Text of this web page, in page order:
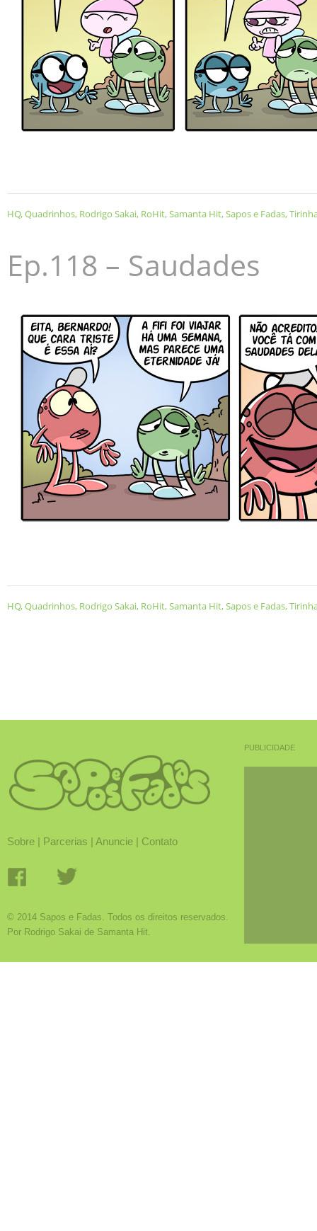
HQ,Quadrinhos, Rodrigo Sakai, RoHit,Samanta Hit,Sapos e Fadas,
Ep.118 – Saudades
HQ,Quadrinhos, Rodrigo Sakai, RoHit,Samanta Hit,Sapos e Fadas,
Sobre | Parcerias | Anuncie | Contato
© 2014 Sapos e Fadas. Todos os direitos reservados.
Por Rodrigo Sakai de Samanta Hit.
PUBLICIDADE